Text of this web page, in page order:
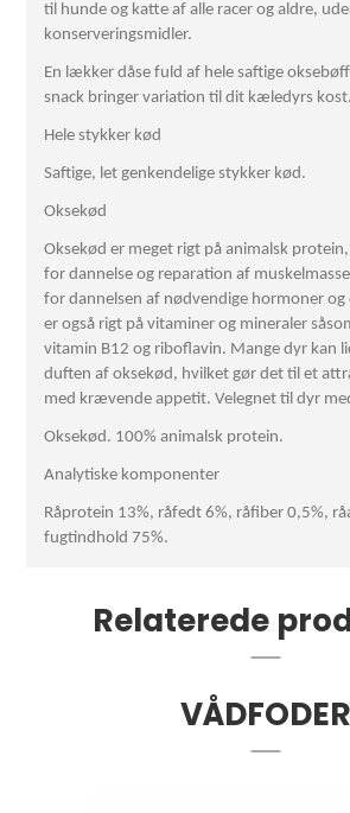
til hunde og katte af alle racer og aldre,
konserveringsmidler.
En lækker dåse fuld af hele saftige
snack bringer variation til dit kæledyrs kost.
Hele stykker kød
Saftige, let genkendelige stykker kød.
Oksekød
Oksekød er meget rigt på animalsk
for dannelse og reparation af
for dannelsen af nødvendige hormoner og
er også rigt på vitaminer og mineraler
vitamin B12 og riboflavin. Mange dyr kan
duften af oksekød, hvilket gør det til et
med krævende appetit. Velegnet til dyr
Oksekød. 100% animalsk protein.
Analytiske komponenter
Råprotein 13%, råfedt 6%, råfiber 0,5%,
fugtindhold 75%.
Relaterede
VÅDFODER